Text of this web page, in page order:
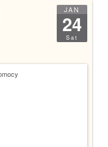
JAN
24
Sat